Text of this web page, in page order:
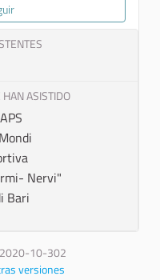
Mapathon 2° Uscita
ASISTIDO
Nervi"
Bari
10-302
versiones